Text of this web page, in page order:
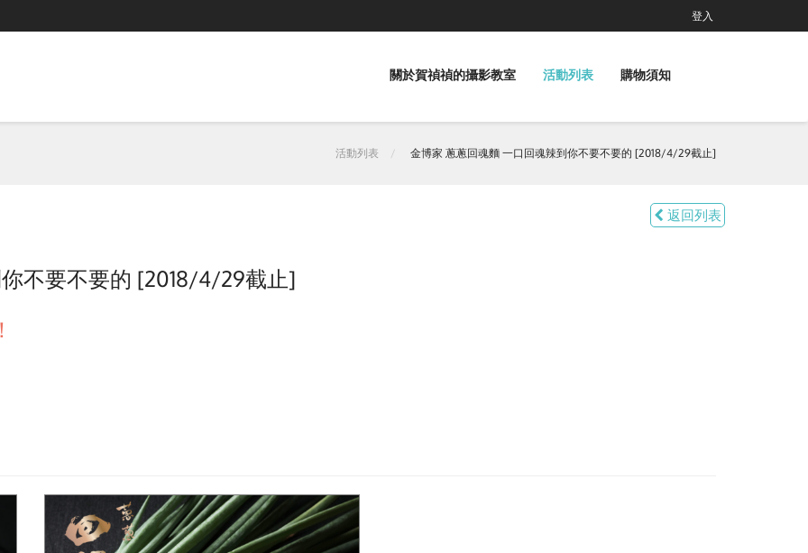
登入
關於賀禎禎的攝影教室 活動列表 購物須知
活動列表 金博家 蔥蔥回魂麵 一口回魂辣到你不要不要的 [2018/4/29截止]
返回列表
不要不要的 [2018/4/29截止]